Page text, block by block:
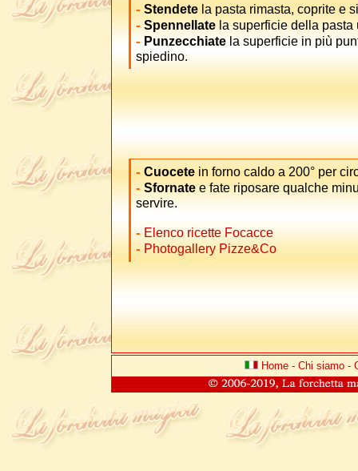
- Stendete la pasta rimasta, coprite e
- Spennellate la superficie della
- Punzecchiate la superficie in più
spiedino.
- Cuocete in forno caldo a 200° per
- Sfornate e fate riposare qualche
servire.
- Elenco ricette Focacce
- Photogallery Pizze&Co
Home- Chi siamo-